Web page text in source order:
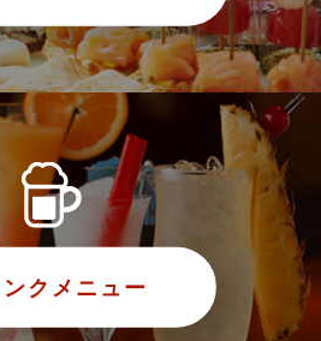
ンクメニュー